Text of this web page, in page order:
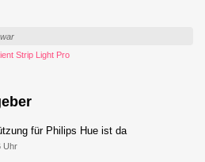
Strip Light Pro
für Philips Hue ist da
Uhr